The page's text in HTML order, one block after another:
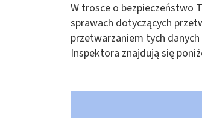
W trosce o bezpieczeństwo
sprawach dotyczących
przetwarzaniem tych
Inspektora znajdują się